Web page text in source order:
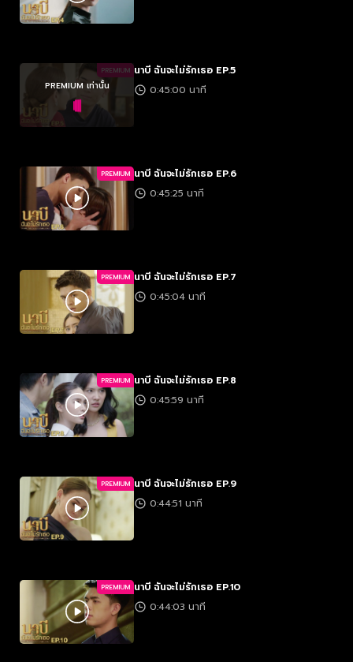
PREMIUM
PREMIUM เท่านั้น
นาบี ฉันจะไม่รักเธอ EP.5
0:45:00 นาที
PREMIUM นาบี ฉันจะไม่รักเธอ EP.6
0:45:25 นาที
PREMIUM นาบี ฉันจะไม่รักเธอ EP.7
0:45:04 นาที
PREMIUM นาบี ฉันจะไม่รักเธอ EP.8
0:45:59 นาที
PREMIUM นาบี ฉันจะไม่รักเธอ EP.9
0:44:51 นาที
PREMIUM นาบี ฉันจะไม่รักเธอ EP.10
0:44:03 นาที